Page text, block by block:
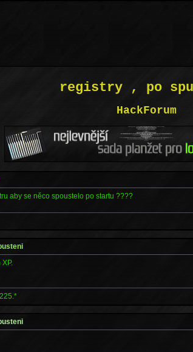
registry , po
HackForum
aby se něco spoustelo po startu ????